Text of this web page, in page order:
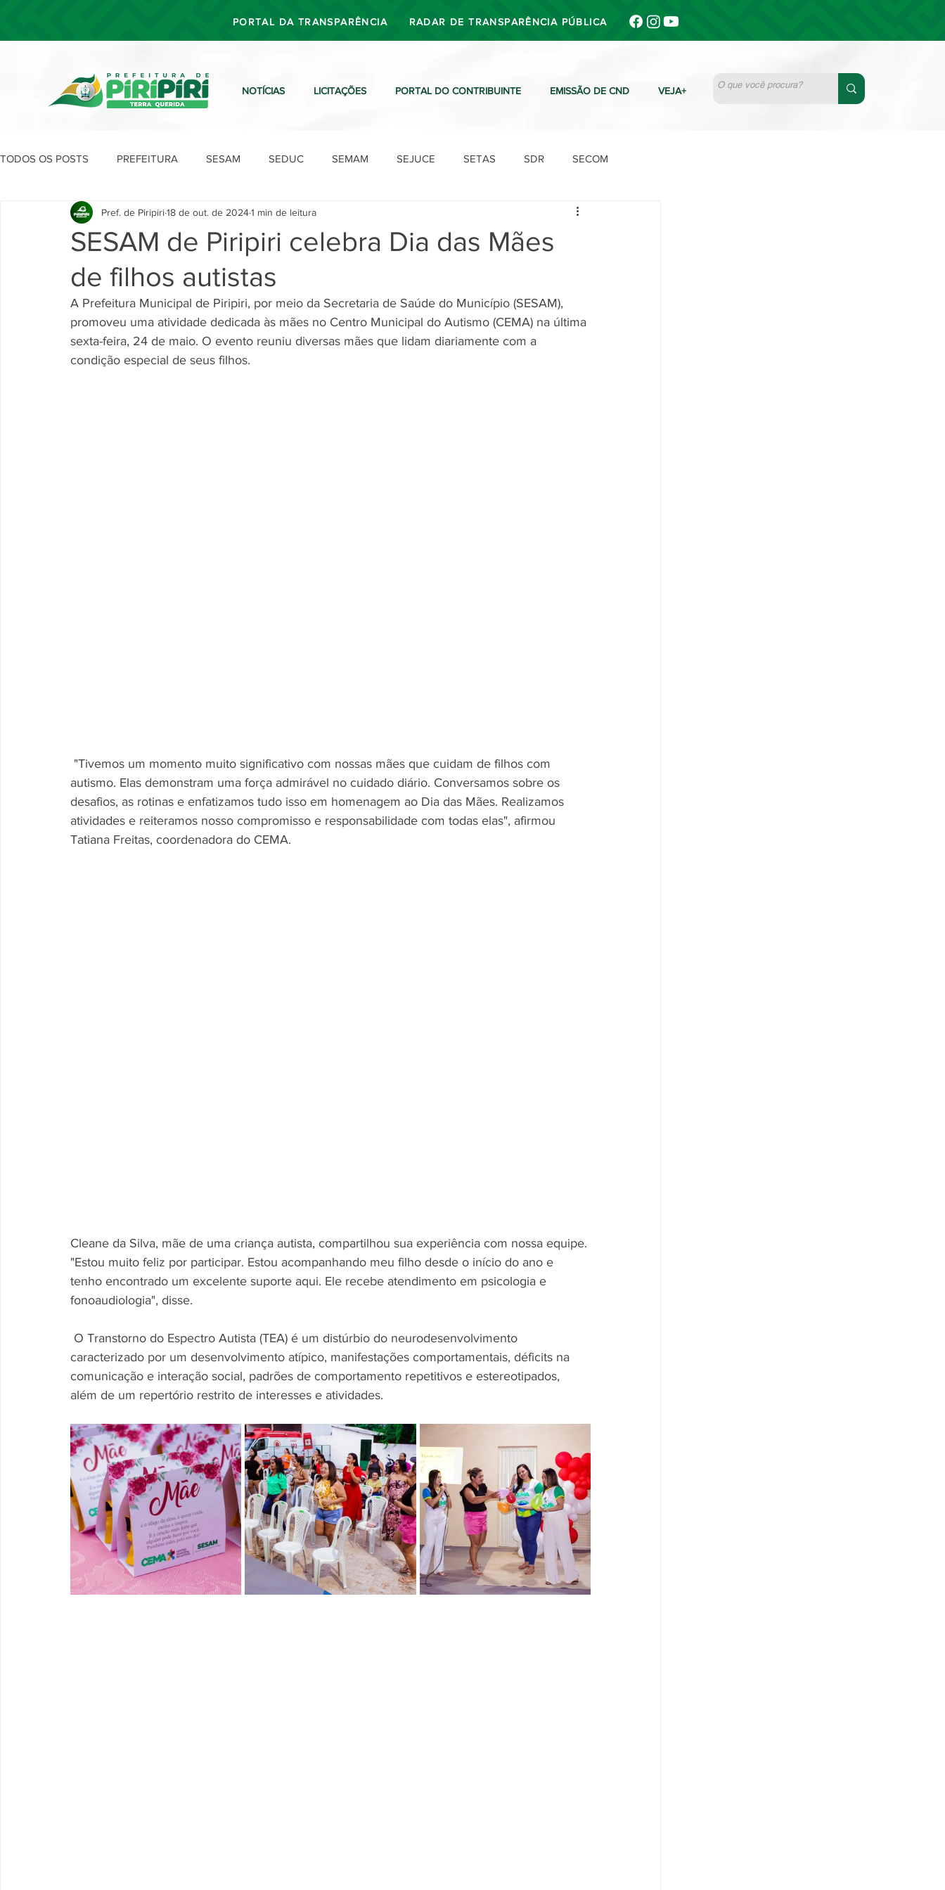
PORTAL DA TRANSPARÊNCIA RADAR DE TRANSPARÊNCIA PÚBLICA
NOTÍCIAS LICITAÇÕES PORTAL DO CONTRIBUINTE EMISSÃO DE CND VEJA+
TODOS OS POSTS PREFEITURA SESAM SEDUC SEMAM SEJUCE SETAS SDR SECOM
SEAD SEGOV SEPLAN SDU Ouvidoria
SESAM de Piripiri celebra Dia das Mães
de filhos autistas
Pref. de Piripiri18 de out. de 20241 min de leitura
A Prefeitura Municipal de Piripiri, por meio da Secretaria de Saúde do Município (SESAM),
promoveu uma atividade dedicada às mães no Centro Municipal do Autismo (CEMA) na última
sexta-feira, 24 de maio. O evento reuniu diversas mães que lidam diariamente com a
condição especial de seus filhos.
autismo. Elas demonstram uma força admirável no cuidado diário. Conversamos sobre os
desafios, as rotinas e enfatizamos tudo isso em homenagem ao Dia das Mães. Realizamos
atividades e reiteramos nosso compromisso e responsabilidade com todas elas", afirmou
Tatiana Freitas, coordenadora do CEMA.
Cleane da Silva, mãe de uma criança autista, compartilhou sua experiência com nossa equipe.
"Estou muito feliz por participar. Estou acompanhando meu filho desde o início do ano e
tenho encontrado um excelente suporte aqui. Ele recebe atendimento em psicologia e
fonoaudiologia", disse.
caracterizado por um desenvolvimento atípico, manifestações comportamentais, déficits na
comunicação e interação social, padrões de comportamento repetitivos e estereotipados,
além de um repertório restrito de interesses e atividades.